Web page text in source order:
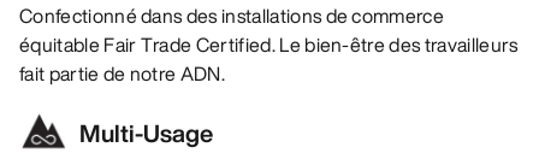
Confectionné dans des installations de commerce
équitable Fair Trade Certified. Le bien-être des travailleurs
fait partie de notre ADN.
Multi-Usage